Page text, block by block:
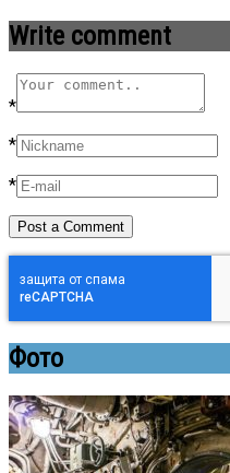
Write comment
*
*
*
Фото